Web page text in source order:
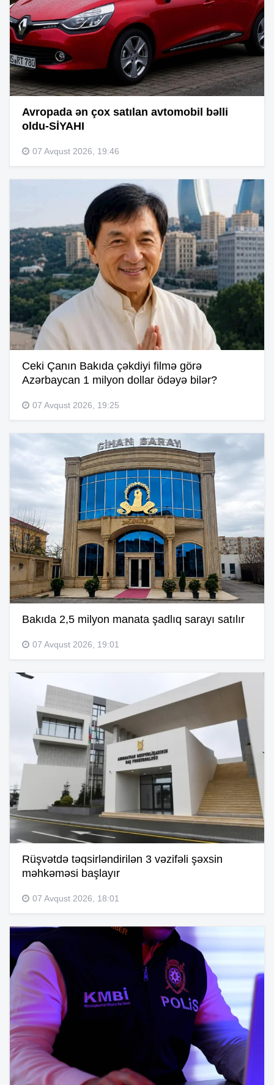
Avropada ən çox satılan avtomobil bəlli
oldu-SİYAHI
07 Avqust 2026, 19:46
Ceki Çanın Bakıda çəkdiyi filmə görə
Azərbaycan 1 milyon dollar ödəyə bilər?
07 Avqust 2026, 19:25
Bakıda 2,5 milyon manata şadlıq sarayı satılır
07 Avqust 2026, 19:01
Rüşvətdə təqsirləndirilən 3 vəzifəli şəxsin
məhkəməsi başlayır
07 Avqust 2026, 18:01